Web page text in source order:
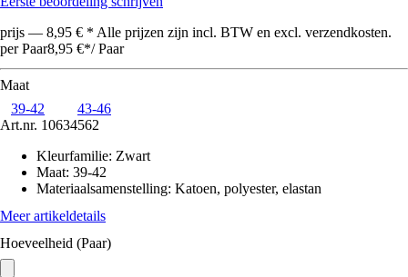
prijs — 8,95 € * Alle prijzen zijn incl. BTW en excl. verzendkosten.
per Paar8,95 €*/ Paar
Maat
39-42
43-46
Art.nr. 10634562
Kleurfamilie: Zwart
Maat: 39-42
Materiaalsamenstelling: Katoen, polyester, elastan
Meer artikeldetails
Hoeveelheid (Paar)